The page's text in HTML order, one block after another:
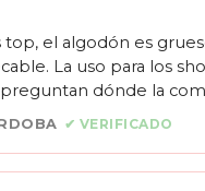
top, el algodón es
La uso para los
dónde la
✔ VERIFICADO